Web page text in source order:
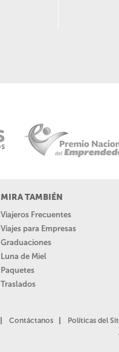
MIRA TAMBIÉN
Viajeros Frecuentes
Viajes para Empresas
Graduaciones
Luna de Miel
Paquetes
Traslados
Contáctanos Políticas del